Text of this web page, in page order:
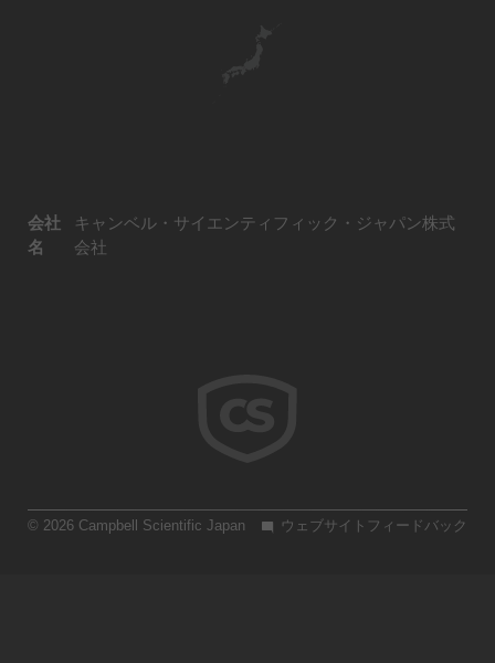
会社
名
キャンベル・サイエンティフィック・ジャパン株式
会社
ウェブサイトフィードバック
© 2026 Campbell Scientific Japan